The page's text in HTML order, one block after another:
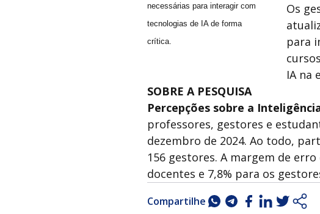
necessárias para interagir com
tecnologias de IA de forma
crítica.
Os
para
IA na
SOBRE A PESQUISA
Percepções sobre a
professores, gestores e
dezembro de 2024. Ao todo,
156 gestores. A margem de
docentes e 7,8% para os
Compartilhe